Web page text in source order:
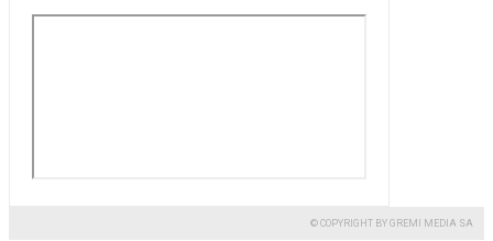
© COPYRIGHT BY GREMI MEDIA SA